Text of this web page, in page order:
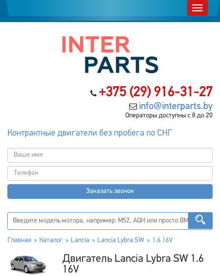
+375 (29) 916-31-27
info@interparts.by
Операторы доступны с 8 до 20
Контрактные двигатели без пробега по СНГ
Заказать звонок
Главная Каталог Lancia Lancia Lybra SW 1.6 16V
Двигатель Lancia Lybra SW 1.6
16V